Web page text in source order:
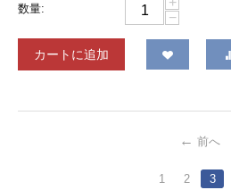
数量:
−
カートに追加
前へ
1 2 3